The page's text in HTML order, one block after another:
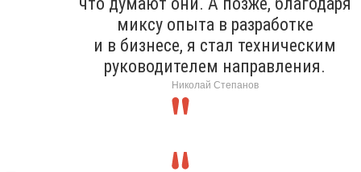
миксу опыта в разработке
и в бизнесе, я стал техническим
руководителем направления.
Николай Степанов